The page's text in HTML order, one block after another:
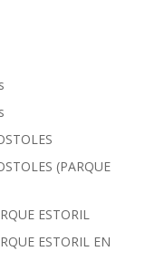
(PARQUE
ESTORIL
ESTORIL EN